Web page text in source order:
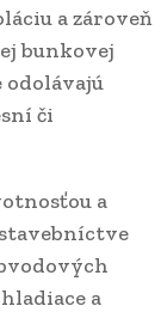
a zároveň
bunkovej
či
a
a